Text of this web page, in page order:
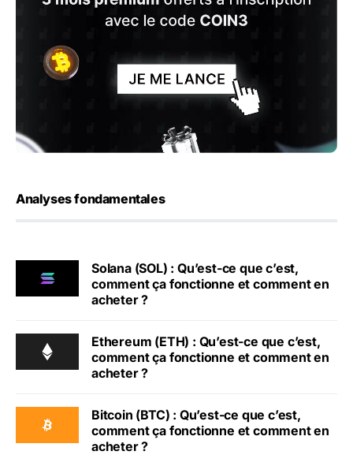
Analyses fondamentales
Solana (SOL) : Qu’est-ce que c’est,
comment ça fonctionne et comment en
acheter ?
Ethereum (ETH) : Qu’est-ce que c’est,
comment ça fonctionne et comment en
acheter ?
Bitcoin (BTC) : Qu’est-ce que c’est,
comment ça fonctionne et comment en
acheter ?